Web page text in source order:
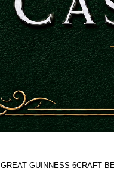
GREAT GUINNESS 6CRAFT